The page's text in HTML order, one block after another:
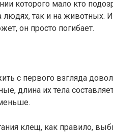
которого мало кто
людях, так и на животных.
он просто погибает.
с первого взгляда
длина их тела
клещ, как правило,